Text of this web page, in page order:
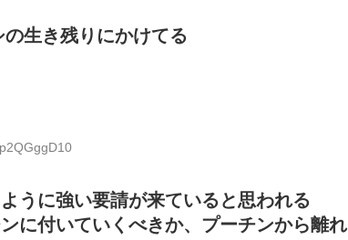
生き残りにかけてる
うに強い要請が来ていると思われる
に付いていくべきか、プーチンから離れ